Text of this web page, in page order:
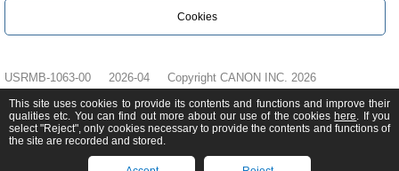
Cookies
USRMB-1063-00 2026-04 Copyright CANON INC. 2026
This site uses cookies to provide its contents and functions and improve their
qualities etc. You can find out more about our use of the cookies here. If you
select "Reject", only cookies necessary to provide the contents and functions of
the site are recorded and stored.